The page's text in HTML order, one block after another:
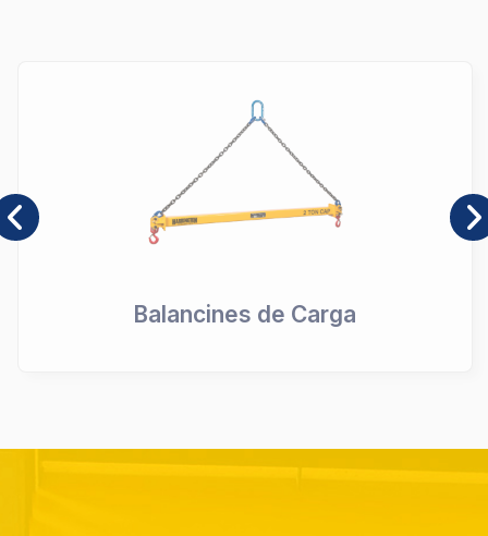
Sujeción de Carga